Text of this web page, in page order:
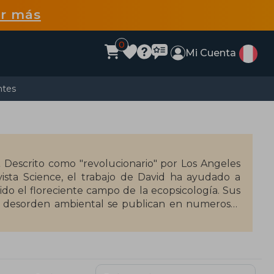
más
0
Mi Cuenta
como "revolucionario" por Los Angeles
Science, el trabajo de David ha ayudado a
el floreciente campo de la ecopsicología. Sus
ambiental se publican en numerosas
varias becas y premios, incluido el Premio
la Cátedra Internacional Arne Naess en
Actualmente es académico visitante
Miembro del Schumacher College de
for Wild Ethics (AWE).